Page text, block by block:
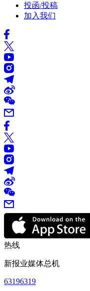
投函/投稿
加入我们
热线
新报业媒体总机
63196319